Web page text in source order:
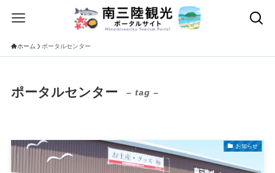
ホーム ポータルセンター
ポータルセンター – tag –
お知らせ